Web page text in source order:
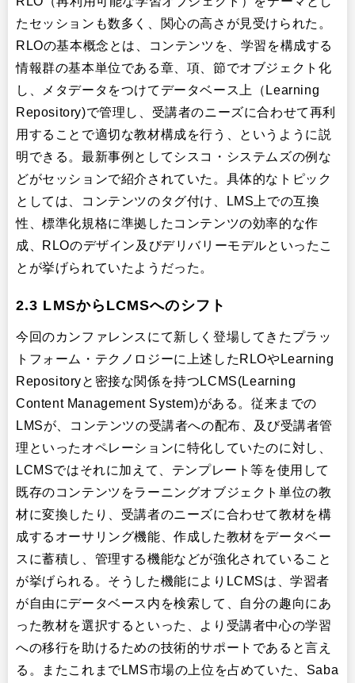
たセッションも数多く、関心の高さが見受けられた。
RLOの基本概念とは、コンテンツを、学習を構成する
情報群の基本単位である章、項、節でオブジェクト化
し、メタデータをつけてデータベース上（Learning
Repository)で管理し、受講者のニーズに合わせて再利
用することで適切な教材構成を行う、というように説
明できる。最新事例としてシスコ・システムズの例な
どがセッションで紹介されていた。具体的なトピック
としては、コンテンツのタグ付け、LMS上での互換
性、標準化規格に準拠したコンテンツの効率的な作
成、RLOのデザイン及びデリバリーモデルといったこ
とが挙げられていたようだった。
2.3 LMSからLCMSへのシフト
今回のカンファレンスにて新しく登場してきたプラッ
トフォーム・テクノロジーに上述したRLOやLearning
Repositoryと密接な関係を持つLCMS(Learning
Content Management System)がある。従来までの
LMSが、コンテンツの受講者への配布、及び受講者管
理といったオペレーションに特化していたのに対し、
LCMSではそれに加えて、テンプレート等を使用して
既存のコンテンツをラーニングオブジェクト単位の教
材に変換したり、受講者のニーズに合わせて教材を構
成するオーサリング機能、作成した教材をデータベー
スに蓄積し、管理する機能などが強化されていること
が挙げられる。そうした機能によりLCMSは、学習者
が自由にデータベース内を検索して、自分の趣向にあ
った教材を選択するといった、より受講者中心の学習
への移行を助けるための技術的サポートであると言え
る。またこれまでLMS市場の上位を占めていた、Saba